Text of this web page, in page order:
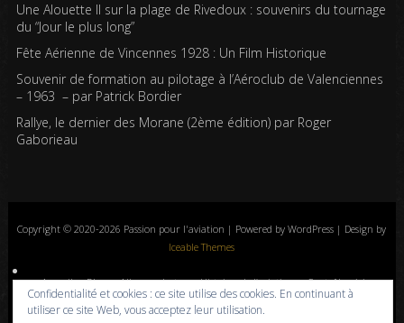
Une Alouette II sur la plage de Rivedoux : souvenirs du tournage
du “Jour le plus long”
Fête Aérienne de Vincennes 1928 : Un Film Historique
Souvenir de formation au pilotage à l’Aéroclub de Valenciennes
– 1963 – par Patrick Bordier
Rallye, le dernier des Morane (2ème édition) par Roger
Gaborieau
Copyright © 2020-2026 Passion pour l'aviation | Powered by WordPress | Design by
Iceable Themes
Accueil Blog Albums photos Histoires de l’aviation
Contrôle aérien
Livres
Liens A propos Contact Politique de confidentialité
Confidentialité et cookies : ce site utilise des cookies. En continuant à
utiliser ce site Web, vous acceptez leur utilisation.